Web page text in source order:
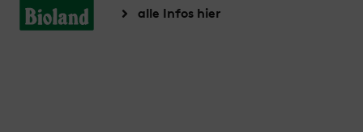
alle Infos hier